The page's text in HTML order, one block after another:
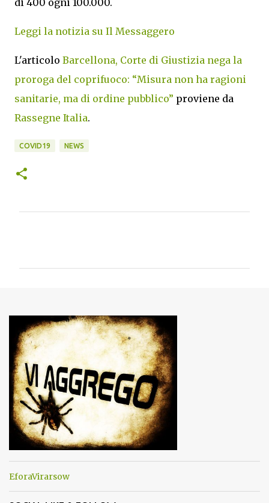
Leggi la notizia su Il Messaggero
L'articolo Barcellona, Corte di Giustizia nega la
proroga del coprifuoco: “Misura non ha ragioni
sanitarie, ma di ordine pubblico” proviene da
Rassegne Italia.
COVID19 NEWS
n
t
i
EforaVirarsow